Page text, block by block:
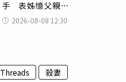
手 表姊憶父親節
前夕：小舅舅仍到
殯儀館陪她說話
2026-08-08 12:30
Threads
殺妻